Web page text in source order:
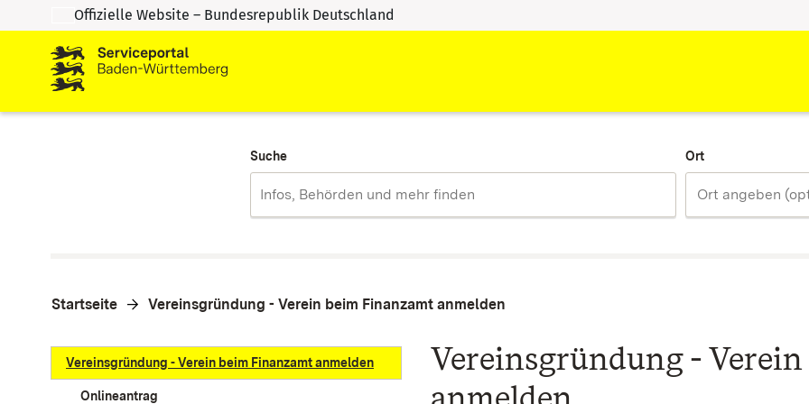
Zum Inhalt springen
Zur Suche springen
Offizielle Website – Bundesrepublik Deutschland
Suche Ort
Startseite Vereinsgründung - Verein beim Finanzamt anmelden
Vereinsgründung - Verein beim Finanzamt anmelden
Onlineantrag
Vereinsgründung -